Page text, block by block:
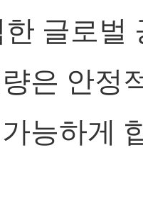
글로벌
은 안정
능하게